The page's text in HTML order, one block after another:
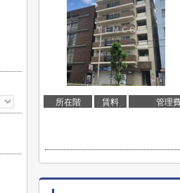
所在階 賃料 管理